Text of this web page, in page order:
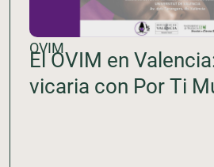
OVIM
El OVIM en
vicaria con Por Ti